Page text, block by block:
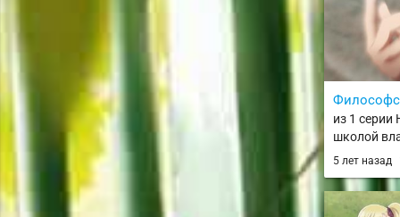
Machi de
Monogatari
из 1 серии
школой
поступает
5 лет назад